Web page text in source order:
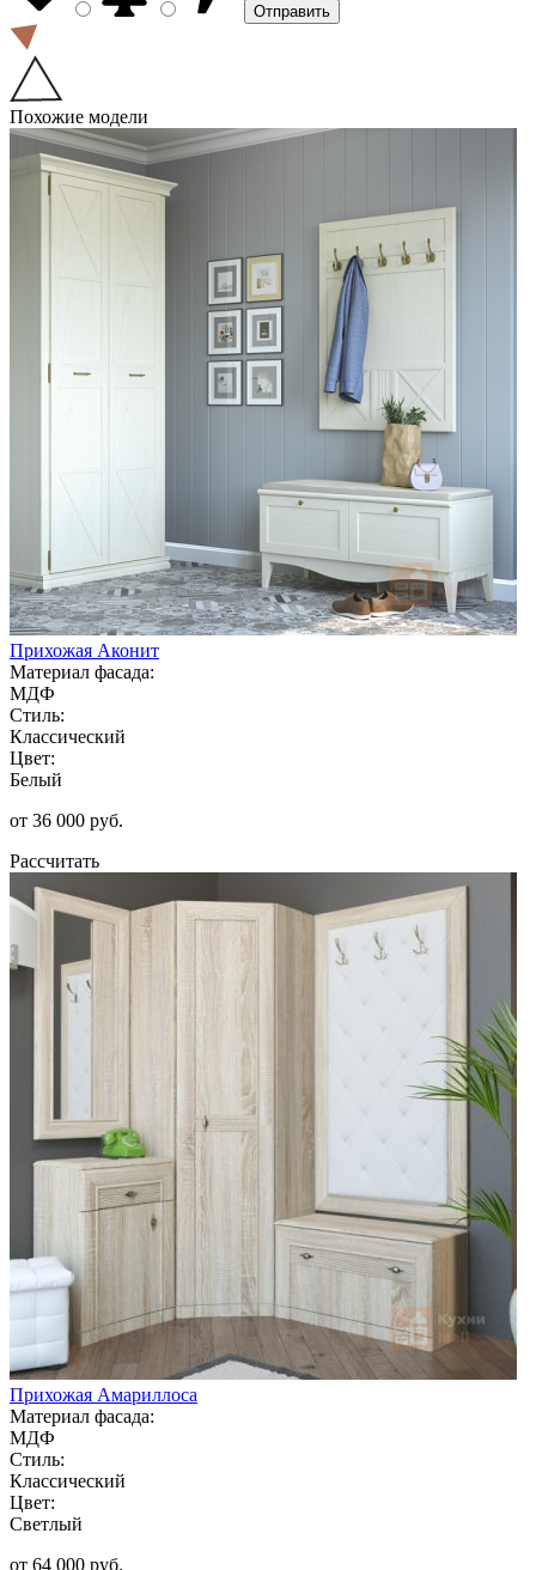
Похожие модели
Прихожая Аконит
Материал фасада:
МДФ
Стиль:
Классический
Цвет:
Белый
от 36 000 руб.
Рассчитать
Прихожая Амариллоса
Материал фасада:
МДФ
Стиль:
Классический
Цвет:
Светлый
от 64 000 руб.